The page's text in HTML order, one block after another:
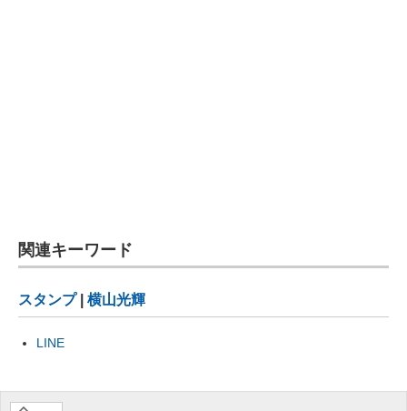
関連キーワード
スタンプ| 横山光輝
LINE